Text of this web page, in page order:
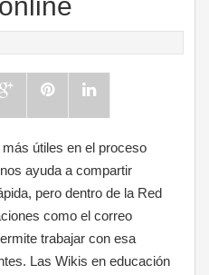
útiles en el proceso
ayuda a compartir
pero dentro de la Red
como el correo
trabajar con esa
Las Wikis en educación